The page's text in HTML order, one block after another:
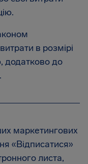
в розмірі
додатково до
маркетингових
«Відписатися»
листа,